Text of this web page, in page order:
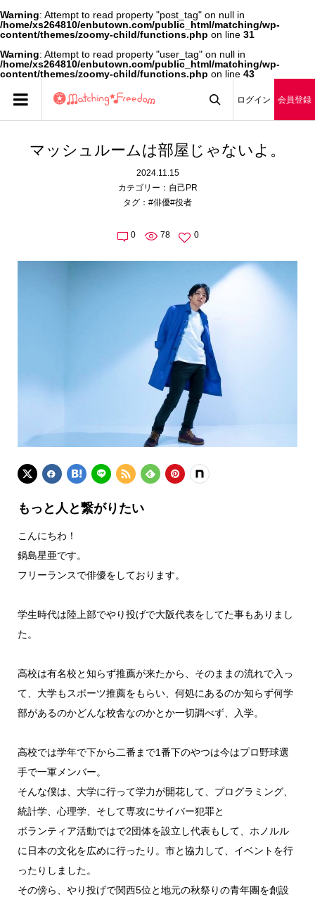
Warning: Attempt to read property "post_tag" on null in
/home/xs264810/enbutown.com/public_html/matching/wp-
content/themes/zoomy-child/functions.php on line 31
Warning: Attempt to read property "user_tag" on null in
/home/xs264810/enbutown.com/public_html/matching/wp-
content/themes/zoomy-child/functions.php on line 43
ログイン 会員登録
マッシュルームは部屋じゃないよ。
2024.11.15
カテゴリー： 自己PR
タグ： #俳優#役者
0 78 0
もっと人と繋がりたい
こんにちわ！
鍋島星亜です。
フリーランスで俳優をしております。
学生時代は陸上部でやり投げで大阪代表をしてた事もありまし
た。
高校は有名校と知らず推薦が来たから、そのままの流れで入っ
て、大学もスポーツ推薦をもらい、何処にあるのか知らず何学
部があるのかどんな校舎なのかとか一切調べず、入学。
高校では学年で下から二番まで1番下のやつは今はプロ野球選
手で一軍メンバー。
そんな僕は、大学に行って学力が開花して、プログラミング、
統計学、心理学、そして専攻にサイバー犯罪と
ボランティア活動ではで2団体を設立し代表もして、ホノルル
に日本の文化を広めに行ったり。市と協力して、イベントを行
ったりしました。
その傍ら、やり投げで関西5位と地元の秋祭りの青年團を創設